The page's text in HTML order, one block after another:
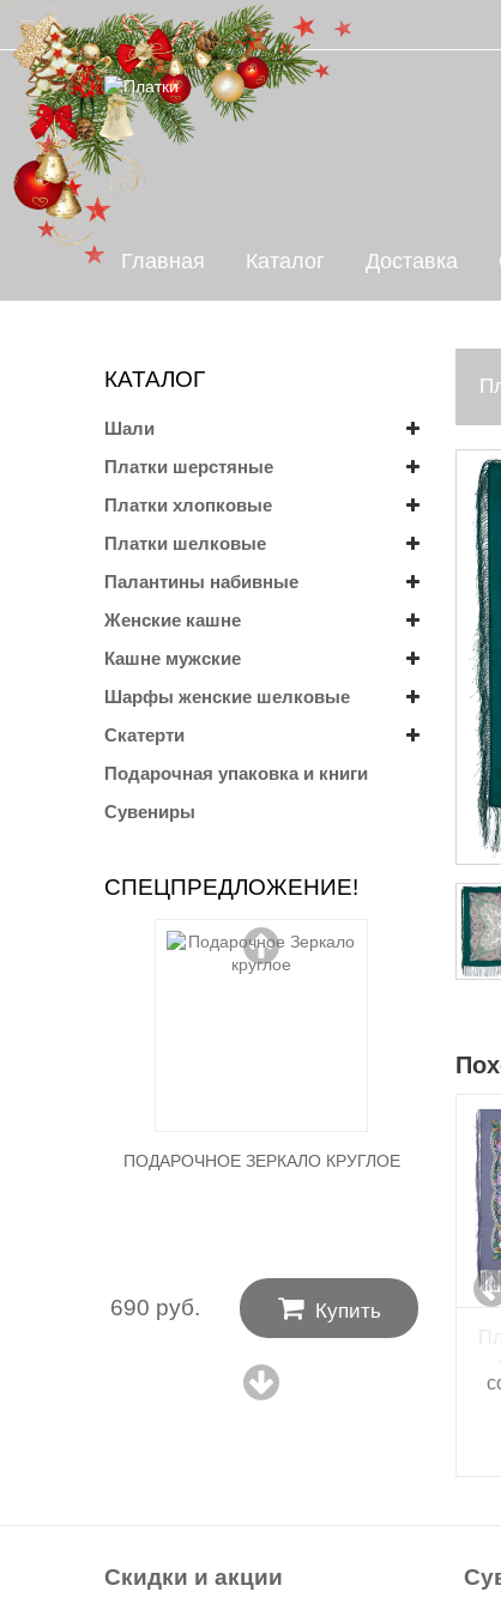
Главная Каталог Доставка
КАТАЛОГ
Шали
Платки шерстяные
Платки хлопковые
Платки шелковые
Палантины набивные
Женские кашне
Кашне мужские
Шарфы женские шелковые
Скатерти
Подарочная упаковка и книги
Сувениры
СПЕЦПРЕДЛОЖЕНИЕ!
ПОДАРОЧНОЕ ЗЕРКАЛО КРУГЛОЕ
690 руб.  Купить
Скидки и акции